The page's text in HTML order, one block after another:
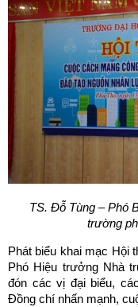
TS. Đỗ Tùng – Phó
trường
Phát biểu khai mạc Hội
Phó Hiệu trưởng Nhà
đón các vị đại biểu,
Đồng chí nhấn mạnh,